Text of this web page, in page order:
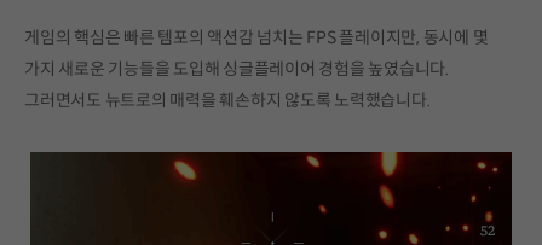
게임의 핵심은 빠른 템포의 액션감 넘치는 FPS 플레이지만, 동시에 몇
가지 새로운 기능들을 도입해 싱글플레이어 경험을 높였습니다.
그러면서도 뉴트로의 매력을 훼손하지 않도록 노력했습니다.